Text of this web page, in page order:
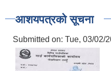
आशयपत्रको सूचना
Submitted on: Tue, 03/02/